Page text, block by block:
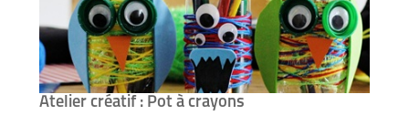
Atelier créatif : Pot à crayons